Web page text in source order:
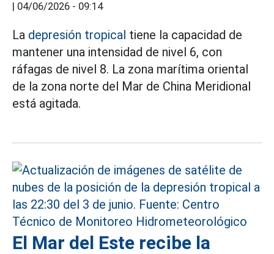
| 04/06/2026 - 09:14
La depresión tropical tiene la capacidad de
mantener una intensidad de nivel 6, con
ráfagas de nivel 8. La zona marítima oriental
de la zona norte del Mar de China Meridional
está agitada.
El Mar del Este recibe la